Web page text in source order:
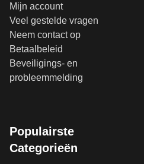
Mijn account
Veel gestelde vragen
Neem contact op
Betaalbeleid
Beveiligings- en
probleemmelding
Populairste
Categorieën